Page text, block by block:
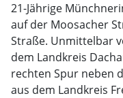
21-Jährige
auf der Moosacher
Straße. Unmittelbar
dem Landkreis
rechten Spur neben
aus dem Landkreis